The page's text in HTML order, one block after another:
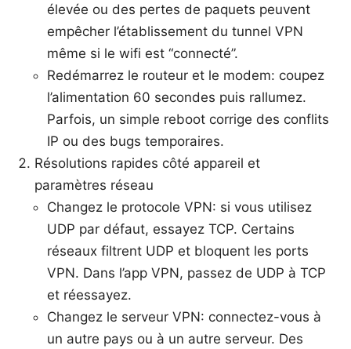
élevée ou des pertes de paquets peuvent
empêcher l’établissement du tunnel VPN
même si le wifi est “connecté”.
Redémarrez le routeur et le modem: coupez
l’alimentation 60 secondes puis rallumez.
Parfois, un simple reboot corrige des conflits
IP ou des bugs temporaires.
Résolutions rapides côté appareil et
paramètres réseau
Changez le protocole VPN: si vous utilisez
UDP par défaut, essayez TCP. Certains
réseaux filtrent UDP et bloquent les ports
VPN. Dans l’app VPN, passez de UDP à TCP
et réessayez.
Changez le serveur VPN: connectez-vous à
un autre pays ou à un autre serveur. Des